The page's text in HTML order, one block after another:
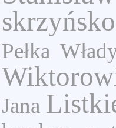
skrzyńsko
Pełka
Jana